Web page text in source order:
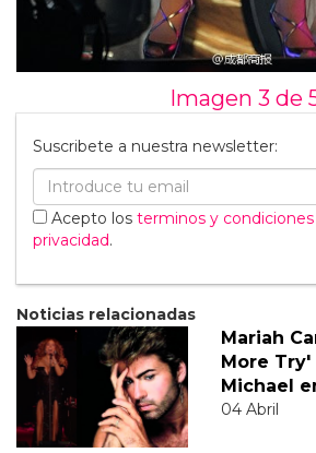
Imagen 3 de
Suscribete a nuestra newsletter:
Acepto los terminos y condiciones
privacidad.
Noticias relacionadas
Mariah
More Try'
Michael
04 Abril